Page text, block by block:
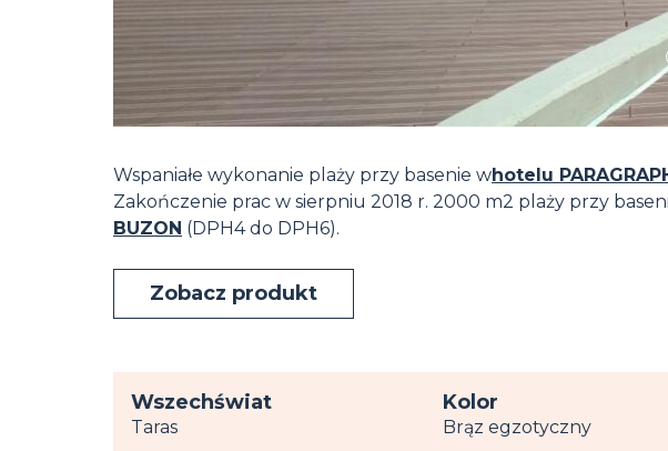
Wspaniałe wykonanie plaży przy basenie whotelu
Zakończenie prac w sierpniu 2018 r. 2000 m2 plaży przy
BUZON (DPH4 do DPH6).
Zobacz produkt
Wszechświat
Taras
Kolor
Brąz egzotyczny